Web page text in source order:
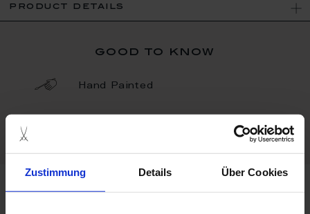
Zustimmung Details Über Cookies
product details
good to know
Hand Painted
more products from the monkey